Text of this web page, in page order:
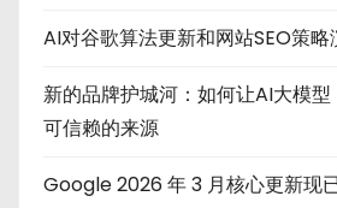
AI对谷歌算法更新和网站SEO策略
新的品牌护城河：如何让AI大模型
可信赖的来源
Google 2026 年 3 月核心更新现